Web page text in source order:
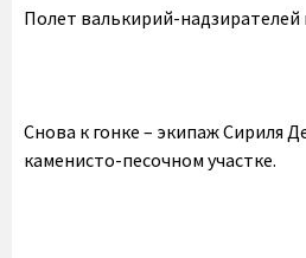
Полет валькирий-надзирателей
Снова к гонке – экипаж Сириля
каменисто-песочном участке.